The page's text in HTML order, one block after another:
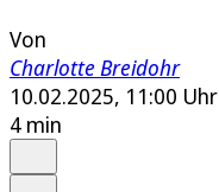
Von
Charlotte Breidohr
10.02.2025, 11:00 Uhr
4 min